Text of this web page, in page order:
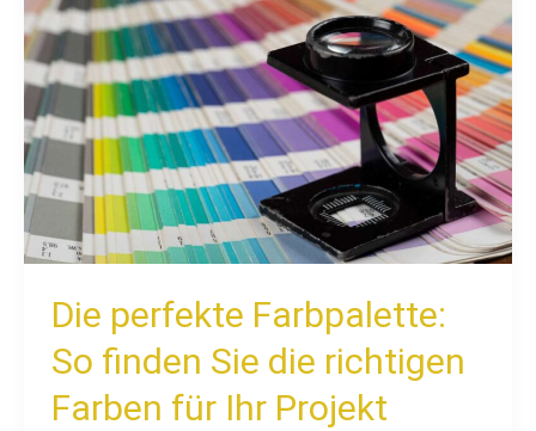
Die perfekte Farbpalette:
So finden Sie die richtigen
Farben für Ihr Projekt
Farbpalette:
So
finden
die
Farben
Ihr